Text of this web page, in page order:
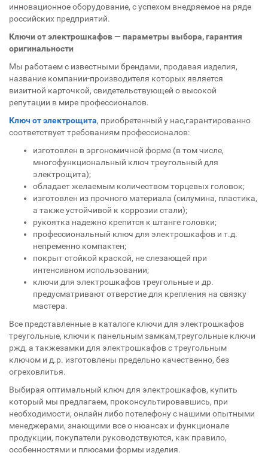
инновационное оборудование, с успехом внедряемое на ряде
российских предприятий.
Ключи от электрошкафов — параметры выбора, гарантия
оригинальности
Мы работаем с известными брендами, продавая изделия,
название компании-производителя которых является
визитной карточкой, свидетельствующей о высокой
репутации в мире профессионалов.
Ключ от электрощита, приобретенный у нас,гарантированно
соответствует требованиям профессионалов:
изготовлен в эргономичной форме (в том числе,
многофункциональный ключ треугольный для
электрощита);
обладает желаемым количеством торцевых головок;
изготовлен из прочного материала (силумина, пластика,
а также устойчивой к коррозии стали);
рукоятка надежно крепится к штанге головки;
профессиональный ключ для электрошкафов и т.д.
непременно компактен;
покрыт стойкой краской, не слезающей при
интенсивном использовании;
ключи для электрошкафов треугольные и др.
предусматривают отверстие для крепления на связку
мастера.
Все представленные в каталоге ключи для электрошкафов
треугольные, ключи к панельным замкам,треугольные ключи
ржд, а такжезамки для электрошкафов с треугольным
ключом и д.р. изготовлены предельно качественно, без
огреховлитья.
Выбирая оптимальный ключ для электрошкафов, купить
который мы предлагаем, проконсультировавшись, при
необходимости, онлайн либо потелефону с нашими опытными
менеджерами, знающими все о нюансах и функционале
продукции, покупатели руководствуются, как правило,
особенностями и плюсами формы изделия.